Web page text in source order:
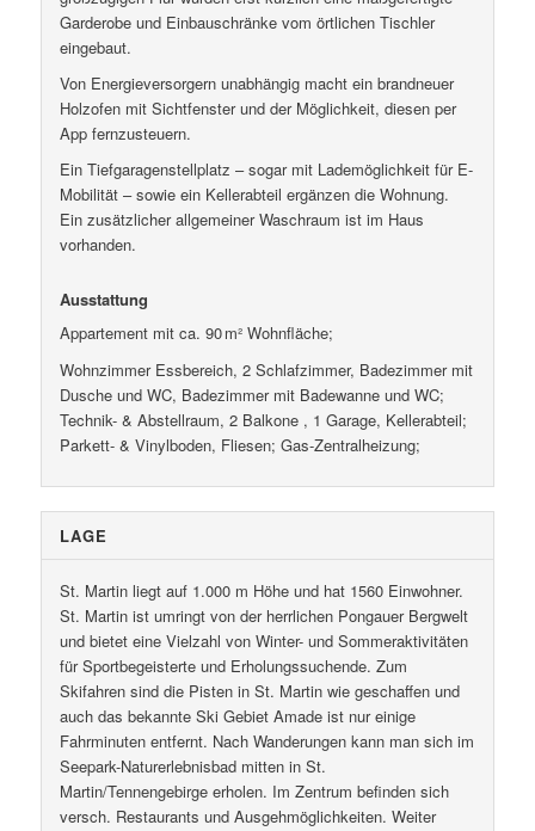
Garderobe und Einbauschränke vom örtlichen Tischler
eingebaut.
Von Energieversorgern unabhängig macht ein brandneuer
Holzofen mit Sichtfenster und der Möglichkeit, diesen per
App fernzusteuern.
Ein Tiefgaragenstellplatz – sogar mit Lademöglichkeit für E-
Mobilität – sowie ein Kellerabteil ergänzen die Wohnung.
Ein zusätzlicher allgemeiner Waschraum ist im Haus
vorhanden.
Ausstattung
Appartement mit ca. 90 m² Wohnfläche;
Wohnzimmer Essbereich, 2 Schlafzimmer, Badezimmer mit
Dusche und WC, Badezimmer mit Badewanne und WC;
Technik- & Abstellraum, 2 Balkone , 1 Garage, Kellerabteil;
Parkett- & Vinylboden, Fliesen; Gas-Zentralheizung;
LAGE
St. Martin liegt auf 1.000 m Höhe und hat 1560 Einwohner.
St. Martin ist umringt von der herrlichen Pongauer Bergwelt
und bietet eine Vielzahl von Winter- und Sommeraktivitäten
für Sportbegeisterte und Erholungssuchende. Zum
Skifahren sind die Pisten in St. Martin wie geschaffen und
auch das bekannte Ski Gebiet Amade ist nur einige
Fahrminuten entfernt. Nach Wanderungen kann man sich im
Seepark-Naturerlebnisbad mitten in St.
Martin/Tennengebirge erholen. Im Zentrum befinden sich
versch. Restaurants und Ausgehmöglichkeiten. Weiter